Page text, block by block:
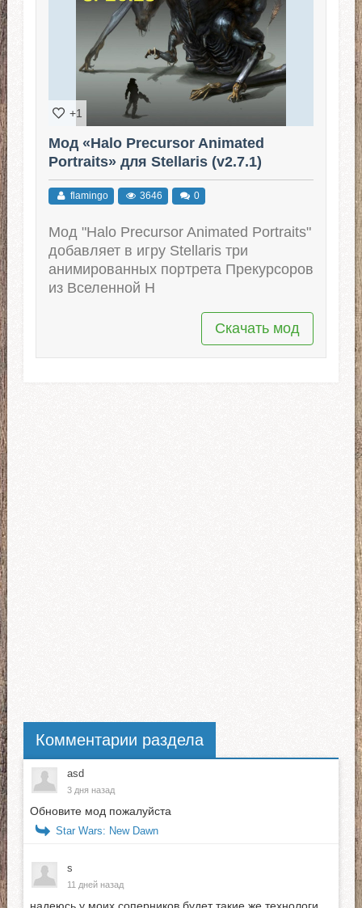
+1
Мод «Halo Precursor Animated
Portraits» для Stellaris (v2.7.1)
flamingo 3646 0
Мод "Halo Precursor Animated Portraits"
добавляет в игру Stellaris три
анимированных портрета Прекурсоров
из Вселенной H
Скачать мод
Комментарии раздела
asd
3 дня назад
Обновите мод пожалуйста
Star Wars: New Dawn
s
11 дней назад